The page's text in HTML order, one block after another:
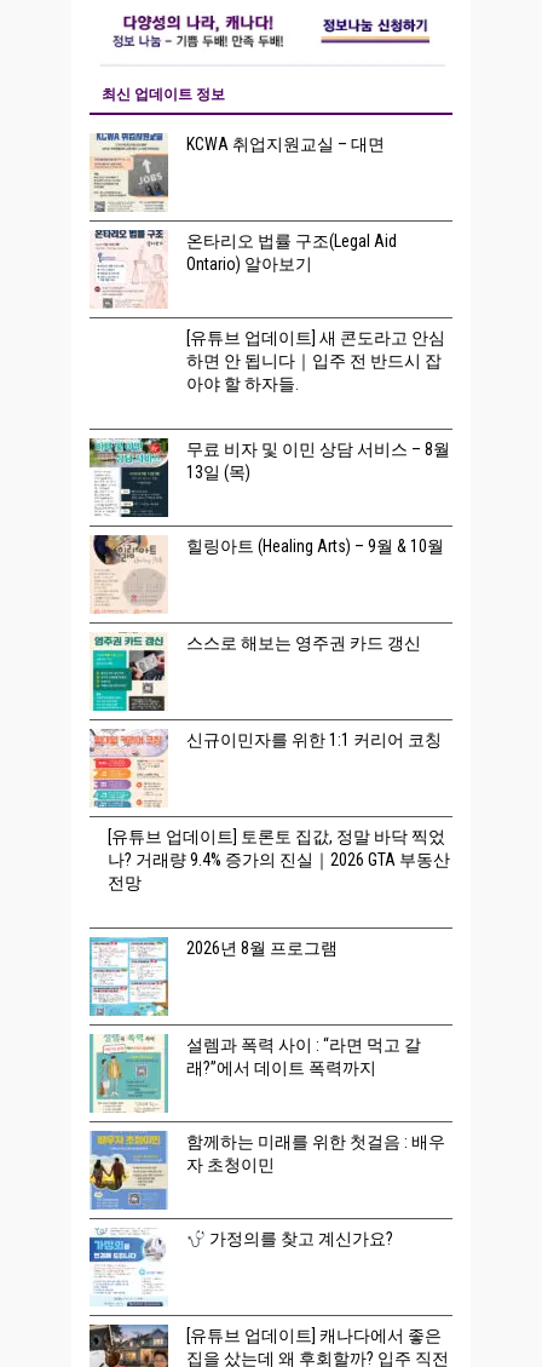
최신 업데이트 정보
KCWA 취업지원교실 – 대면
온타리오 법률 구조(Legal Aid
Ontario) 알아보기
[유튜브 업데이트] 새 콘도라고 안심
하면 안 됩니다｜입주 전 반드시 잡
아야 할 하자들.
무료 비자 및 이민 상담 서비스 – 8월
13일 (목)
힐링아트 (Healing Arts) – 9월 & 10월
스스로 해보는 영주권 카드 갱신
신규이민자를 위한 1:1 커리어 코칭
[유튜브 업데이트] 토론토 집값, 정말 바닥 찍었
나? 거래량 9.4% 증가의 진실｜2026 GTA 부동산
전망
2026년 8월 프로그램
설렘과 폭력 사이 : “라면 먹고 갈
래?”에서 데이트 폭력까지
함께하는 미래를 위한 첫걸음 : 배우
자 초청이민
가정의를 찾고 계신가요?
[유튜브 업데이트] 캐나다에서 좋은
집을 샀는데 왜 후회할까? 입주 직전